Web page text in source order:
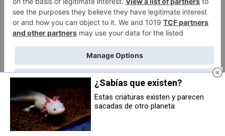
El Valle de Egüés conmemora el
Día del Orgullo LGTBI+ con
charlas sobre transexualidad,
cine y luces en el consistorio
Un incendio en una cocina obliga
¿Sabías que existen?
Estas criaturas existen y parecen
sacadas de otro planeta